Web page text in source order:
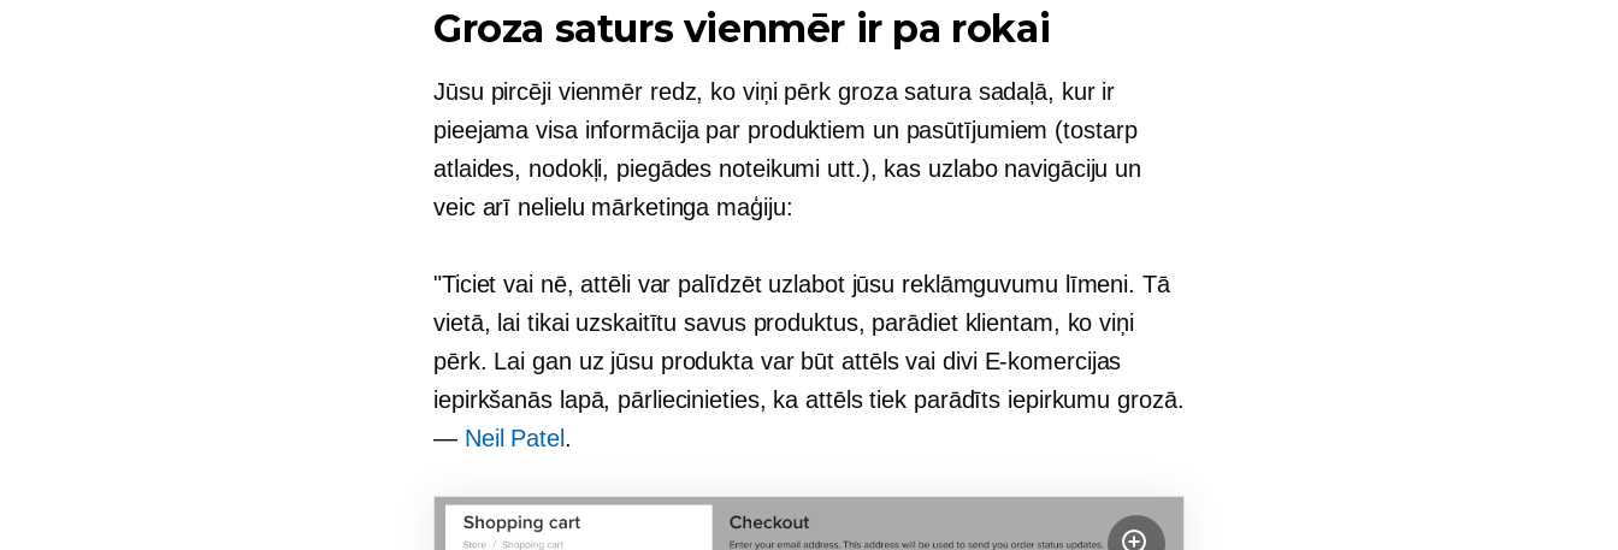
Groza saturs vienmēr ir pa rokai
Jūsu pircēji vienmēr redz, ko viņi pērk groza satura sadaļā, kur ir
pieejama visa informācija par produktiem un pasūtījumiem (tostarp
atlaides, nodokļi, piegādes noteikumi utt.), kas uzlabo navigāciju un
veic arī nelielu mārketinga maģiju:
"Ticiet vai nē, attēli var palīdzēt uzlabot jūsu reklāmguvumu līmeni. Tā
vietā, lai tikai uzskaitītu savus produktus, parādiet klientam, ko viņi
pērk. Lai gan uz jūsu produkta var būt attēls vai divi E-komercijas
iepirkšanās lapā, pārliecinieties, ka attēls tiek parādīts iepirkumu grozā.
— Neil Patel .